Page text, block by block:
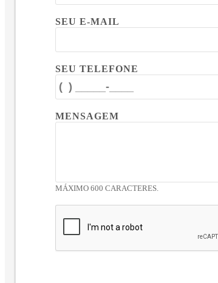
SEU E-MAIL
SEU TELEFONE
MENSAGEM
MÁXIMO 600 CARACTERES.